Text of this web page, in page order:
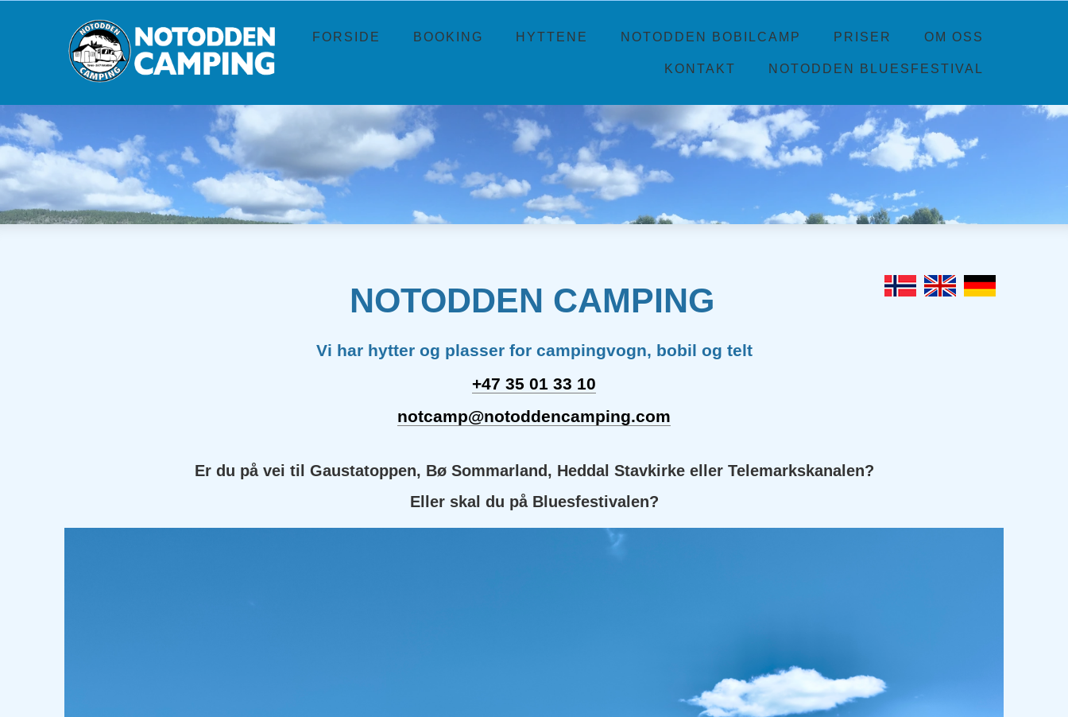
FORSIDE BOOKING HYTTENE NOTODDEN BOBILCAMP PRISER OM OSS
KONTAKT NOTODDEN BLUESFESTIVAL
NOTODDEN CAMPING
Vi har hytter og plasser for campingvogn, bobil og telt
+47 35 01 33 10
notcamp@notoddencamping.com
Er du på vei til Gaustatoppen, Bø Sommarland, Heddal Stavkirke eller Telemarkskanalen?
Eller skal du på Bluesfestivalen?